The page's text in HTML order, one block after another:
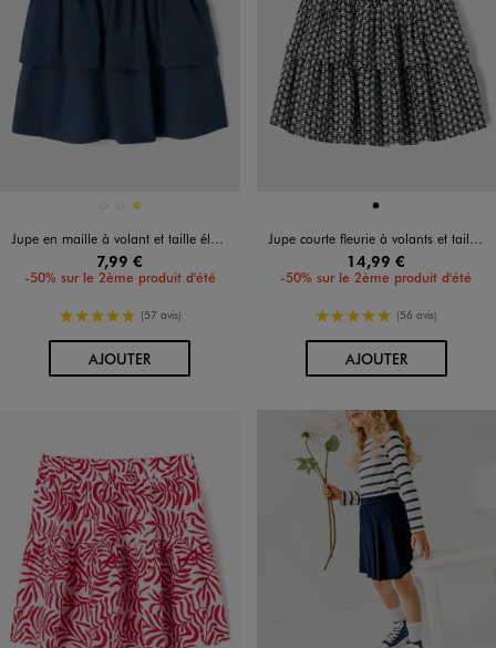
Disponible en 3 coloris
BLANC CHINE
BLEU FONCE
JAUNE
Jupe en maille à volant et taille élastique fille
7,99 €
-50% sur le 2ème produit d'été
5/5 de moyenne
(57 avis)
AJOUTERAU PANIER
Disponible en 1 coloris
NOIR
Jupe courte fleurie à volants et taille smockée fille
14,99 €
-50% sur le 2ème produit d'été
5/5 de moyenne
(56 avis)
AJOUTERAU PANIER